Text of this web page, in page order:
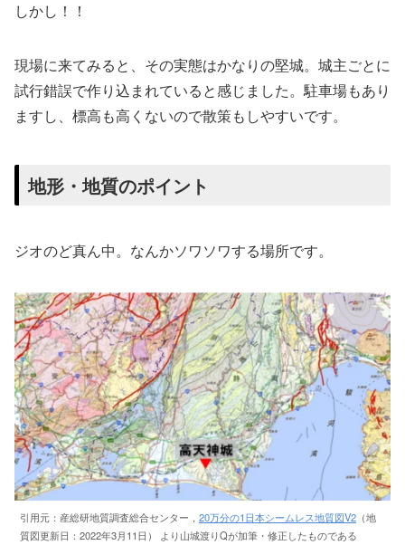
しかし！！
現場に来てみると、その実態はかなりの堅城。城主ごとに
試行錯誤で作り込まれていると感じました。駐車場もあり
ますし、標高も高くないので散策もしやすいです。
地形・地質のポイント
ジオのど真ん中。なんかソワソワする場所です。
引用元：産総研地質調査総合センター， 20万分の1日本シームレス地質図V2 （地
質図更新日：2022年3月11日） より山城渡りQが加筆・修正したものである